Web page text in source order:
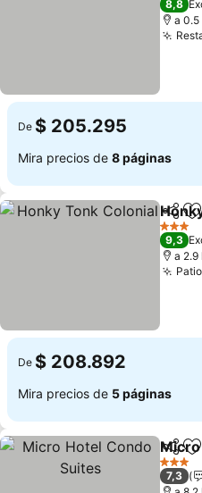
8,8
a 0.5
De $ 205.295
Mira precios de 8 páginas
3
9,3
a 2.9
De $ 208.892
Mira precios de 5 páginas
3
7,3